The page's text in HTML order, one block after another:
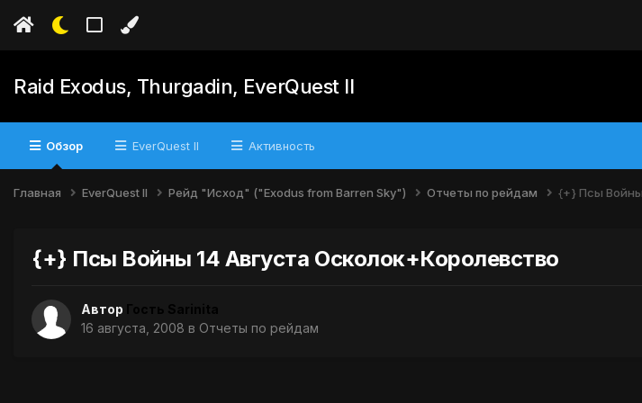
Raid Exodus, Thurgadin, EverQuest II
Обзор EverQuest II Активность
Главная EverQuest II Рейд "Исход" ("Exodus from Barren Sky") Отчеты по рейдам {+} Псы Войны
{+} Псы Войны 14 Августа Осколок+Королевство
Автор
16 августа, 2008 в Отчеты по рейдам